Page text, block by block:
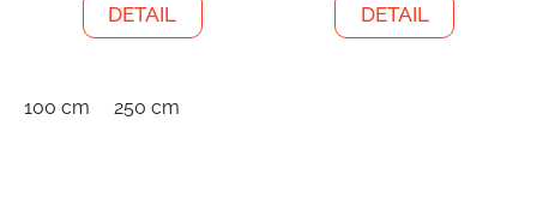
DETAIL
100 cm 250 cm
DETAIL